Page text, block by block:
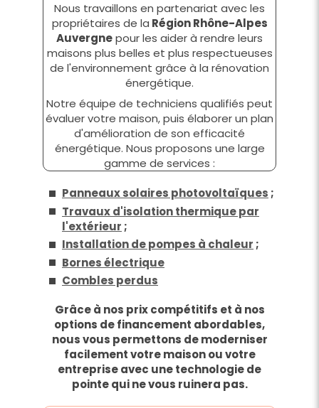
Nous travaillons en partenariat avec les
propriétaires de la Région Rhône-Alpes
Auvergnepour les aider à rendre leurs
maisons plus belles et plus respectueuses
de l'environnement grâce à la rénovation
énergétique.
Notre équipe de techniciens qualifiés peut
évaluer votre maison, puis élaborer un plan
d'amélioration de son efficacité
énergétique. Nous proposons une large
gamme de services :
Panneaux solaires photovoltaïques ;
Travaux d'isolation thermique par
l'extérieur ;
Installation de pompes à chaleur ;
Bornes électrique
Combles perdus
Grâce à nos prix compétitifs et à nos
options de financement abordables,
nous vous permettons de moderniser
facilement votre maison ou votre
entreprise avec une technologie de
pointe qui ne vous ruinera pas.